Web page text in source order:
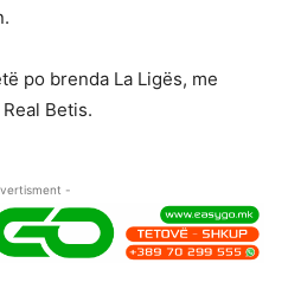
po brenda La Ligës, me
Betis.
-